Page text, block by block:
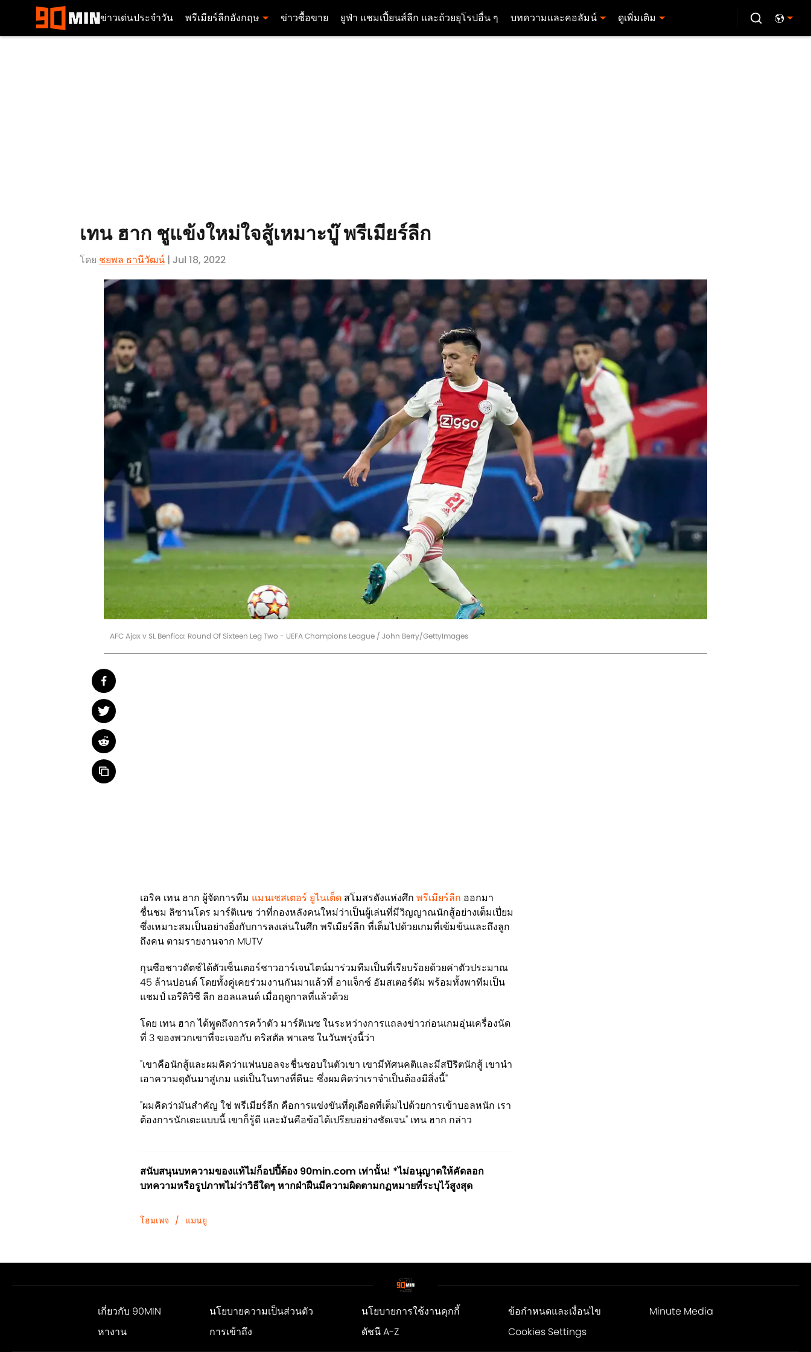
ข่าวเด่นประจำวัน พรีเมียร์ลีกอังกฤษ ข่าวซื้อขาย ยูฟ่า แชมเปี้ยนส์ลีก และถ้วยยุโรปอื่น ๆ บทความและคอลัมน์ ดูเพิ่มเติม
เทน ฮาก ชูแข้งใหม่ใจสู้เหมาะบู๊ พรีเมียร์ลีก
โดย ชยพล ธานีวัฒน์ | Jul 18, 2022
AFC Ajax v SL Benfica: Round Of Sixteen Leg Two - UEFA Champions League / John Berry/GettyImages
เอริค เทน ฮาก ผู้จัดการทีม แมนเชสเตอร์ ยูไนเต็ด สโมสรดังแห่งศึก พรีเมียร์ลีก ออกมา
ชื่นชม ลิซานโดร มาร์ติเนซ ว่าที่กองหลังคนใหม่ว่าเป็นผู้เล่นที่มีวิญญาณนักสู้อย่างเต็มเปี่ยม
ซึ่งเหมาะสมเป็นอย่างยิ่งกับการลงเล่นในศึก พรีเมียร์ลีก ที่เต็มไปด้วยเกมที่เข้มข้นและถึงลูก
ถึงคน ตามรายงานจาก MUTV
กุนซือชาวดัตช์ได้ตัวเซ็นเตอร์ชาวอาร์เจนไตน์มาร่วมทีมเป็นที่เรียบร้อยด้วยค่าตัวประมาณ
45 ล้านปอนด์ โดยทั้งคู่เคยร่วมงานกันมาแล้วที่ อาแจ็กซ์ อัมสเตอร์ดัม พร้อมทั้งพาทีมเป็น
แชมป์ เอรีดิวิซี ลีก ฮอลแลนด์ เมื่อฤดูกาลที่แล้วด้วย
โดย เทน ฮาก ได้พูดถึงการคว้าตัว มาร์ติเนซ ในระหว่างการแถลงข่าวก่อนเกมอุ่นเครื่องนัด
ที่ 3 ของพวกเขาที่จะเจอกับ คริสตัล พาเลซ ในวันพรุ่งนี้ว่า
"เขาคือนักสู้และผมคิดว่าแฟนบอลจะชื่นชอบในตัวเขา เขามีทัศนคติและมีสปิริตนักสู้ เขานำ
เอาความดุดันมาสู่เกม แต่เป็นในทางที่ดีนะ ซึ่งผมคิดว่าเราจำเป็นต้องมีสิ่งนี้"
"ผมคิดว่ามันสำคัญ ใช่ พรีเมียร์ลีก คือการแข่งขันที่ดุเดือดที่เต็มไปด้วยการเข้าบอลหนัก เรา
ต้องการนักเตะแบบนี้ เขาก็รู้ดี และมันคือข้อได้เปรียบอย่างชัดเจน" เทน ฮาก กล่าว
สนับสนุนบทความของแท้ไม่ก็อปปี้ต้อง 90min.com เท่านั้น! *ไม่อนุญาตให้คัดลอก
บทความหรือรูปภาพไม่ว่าวิธีใดๆ หากฝ่าฝืนมีความผิดตามกฏหมายที่ระบุไว้สูงสุด
โฮมเพจ / แมนยู
เกี่ยวกับ 90MIN นโยบายความเป็นส่วนตัว นโยบายการใช้งานคุกกี้ ข้อกำหนดและเงื่อนไข
Minute Media
หางาน
การเข้าถึง ดัชนี A-Z Cookies Settings